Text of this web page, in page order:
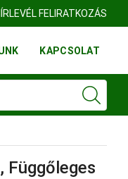
FELIRATKOZÁS
KAPCSOLAT
Függőleges